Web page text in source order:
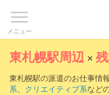
メニュー
東札幌駅周辺 ×
東札幌駅の派遣のお仕事情報
系、 クリエイティブ系など